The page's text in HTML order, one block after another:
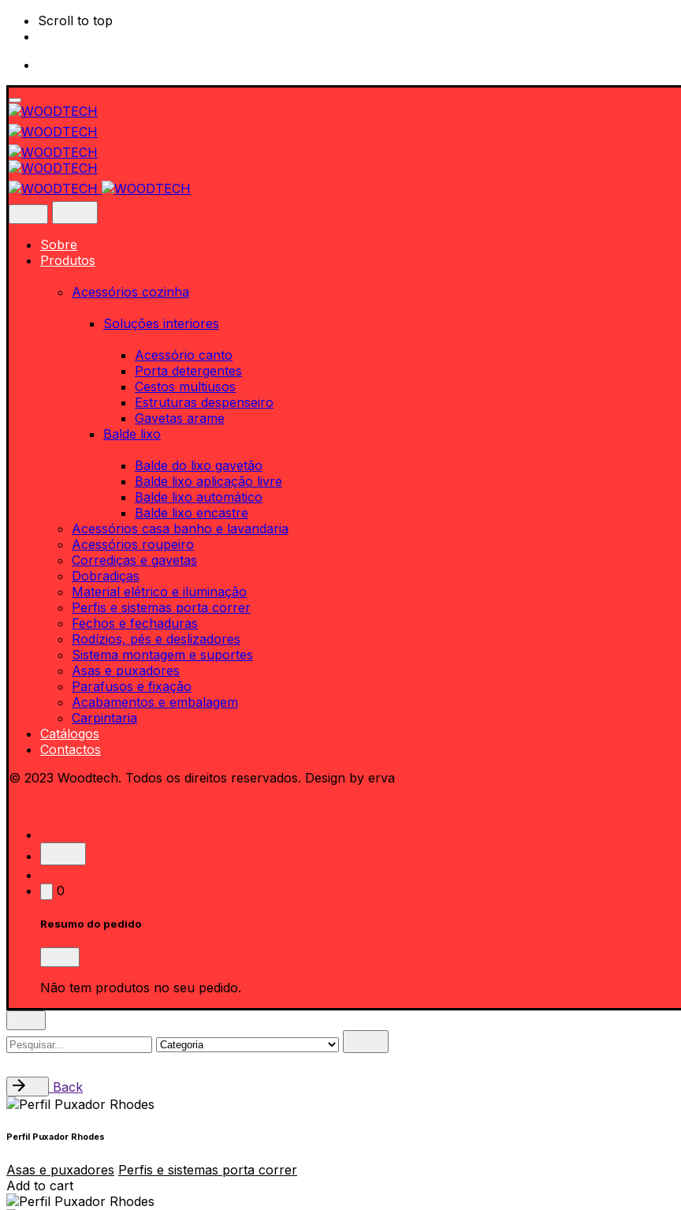
Scroll to top
Skip
to
content
Sobre
Produtos
Acessórios cozinha
Soluções interiores
Acessório canto
Porta detergentes
Cestos multiusos
Estruturas despenseiro
Gavetas arame
Balde lixo
Balde do lixo gavetão
Balde lixo aplicação livre
Balde lixo automático
Balde lixo encastre
Acessórios casa banho e lavandaria
Acessórios roupeiro
Corrediças e gavetas
Dobradiças
Material elétrico e iluminação
Perfis e sistemas porta correr
Fechos e fechaduras
Rodízios, pés e deslizadores
Sistema montagem e suportes
Asas e puxadores
Parafusos e fixação
Acabamentos e embalagem
Carpintaria
Catálogos
Contactos
© 2023 Woodtech. Todos os direitos reservados. Design by erva
0
Resumo do pedido
Não tem produtos no seu pedido.
Search
for
Back
Perfil Puxador Rhodes
Asas e puxadores Perfis e sistemas porta correr
Add to cart